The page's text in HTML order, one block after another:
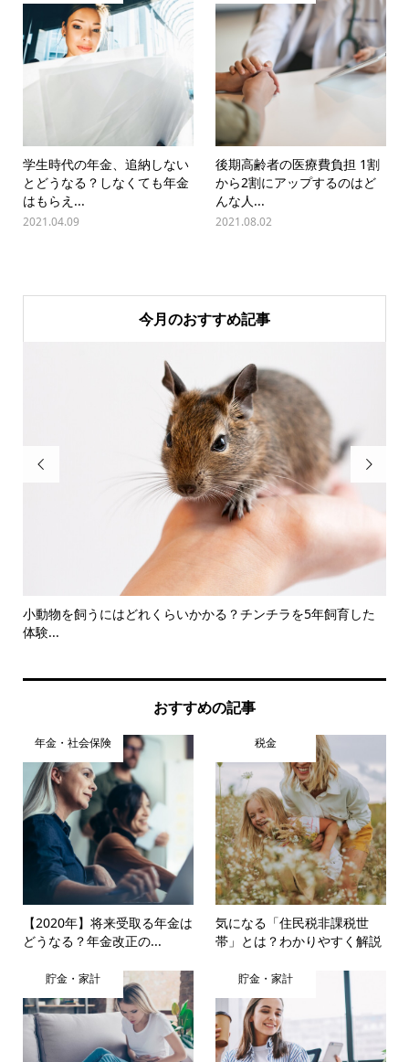
学生時代の年金、追納しない
とどうなる？しなくても年金
はもらえ...
2021.04.09
後期高齢者の医療費負担 1割
から2割にアップするのはど
んな人...
2021.08.02
今月のおすすめ記事

小動物を飼うにはどれくらいかかる？チンチラを5年飼育した
体験...

おすすめの記事
年金・社会保険
【2020年】将来受取る年金は
どうなる？年金改正の...
税金
気になる「住民税非課税世
帯」とは？わかりやすく解説
貯金・家計 貯金・家計